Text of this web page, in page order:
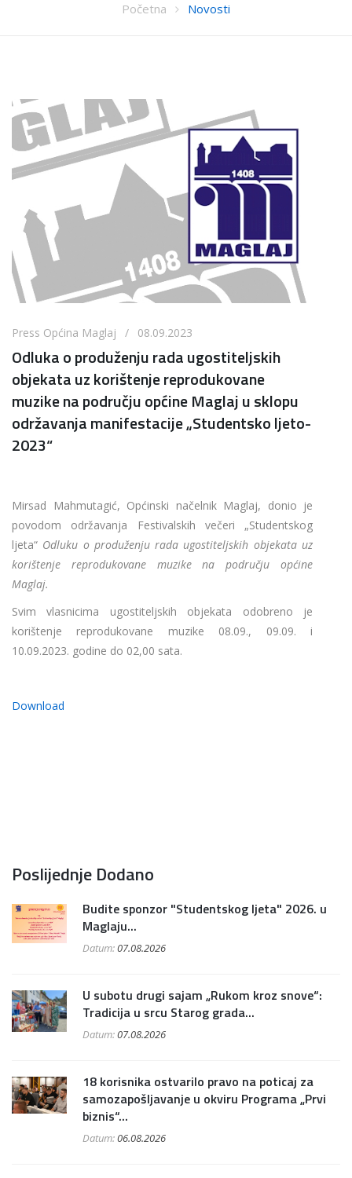
Početna Novosti
Press Općina Maglaj / 08.09.2023
Odluka o produženju rada ugostiteljskih
objekata uz korištenje reprodukovane
muzike na području općine Maglaj u sklopu
održavanja manifestacije „Studentsko ljeto-
2023“
Mirsad Mahmutagić, Općinski načelnik Maglaj, donio je
povodom održavanja Festivalskih večeri „Studentskog
ljeta“ Odluku o produženju rada ugostiteljskih objekata uz
korištenje reprodukovane muzike na području općine
Maglaj.
Svim vlasnicima ugostiteljskih objekata odobreno je
korištenje reprodukovane muzike 08.09., 09.09. i
10.09.2023. godine do 02,00 sata.
Download
Poslijednje Dodano
Budite sponzor "Studentskog ljeta" 2026. u
Maglaju...
Datum:07.08.2026
U subotu drugi sajam „Rukom kroz snove“:
Tradicija u srcu Starog grada...
Datum:07.08.2026
18 korisnika ostvarilo pravo na poticaj za
samozapošljavanje u okviru Programa „Prvi
biznis“...
Datum:06.08.2026